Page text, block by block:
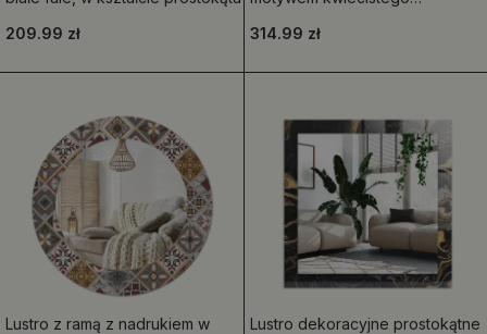
209.99 zł
314.99 zł
Lustro z ramą z nadrukiem w
Lustro dekoracyjne prostokątne